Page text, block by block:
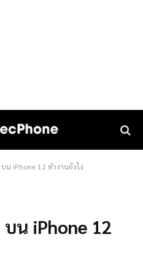
น iPhone 12 ทำงานยังไง
บน iPhone 12